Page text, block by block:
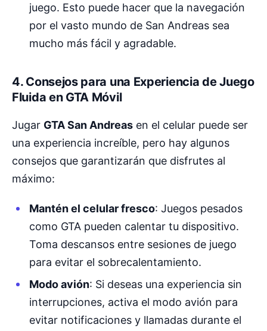
juego. Esto puede hacer que la navegación
por el vasto mundo de San Andreas sea
mucho más fácil y agradable.
4. Consejos para una Experiencia de Juego
Fluida en GTA Móvil
Jugar GTA San Andreas en el celular puede ser
una experiencia increíble, pero hay algunos
consejos que garantizarán que disfrutes al
máximo:
Mantén el celular fresco: Juegos pesados
como GTA pueden calentar tu dispositivo.
Toma descansos entre sesiones de juego
para evitar el sobrecalentamiento.
Modo avión: Si deseas una experiencia sin
interrupciones, activa el modo avión para
evitar notificaciones y llamadas durante el